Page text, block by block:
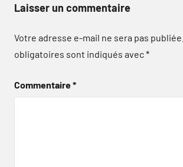
Laisser un commentaire
Votre adresse e-mail ne sera pas publiée.
obligatoires sont indiqués avec*
Commentaire*